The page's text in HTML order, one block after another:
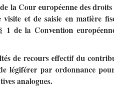
la Cour européenne des
et de saisie en matière
de la Convention
de recours effectif du
légiférer par ordonnance
analogues.